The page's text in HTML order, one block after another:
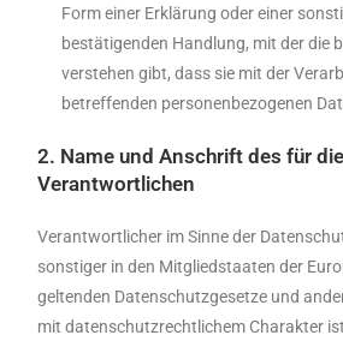
Form einer Erklärung oder einer
bestätigenden Handlung, mit der die
verstehen gibt, dass sie mit der
betreffenden personenbezogenen
2. Name und Anschrift des für
Verantwortlichen
Verantwortlicher im Sinne der
sonstiger in den Mitgliedstaaten der
geltenden Datenschutzgesetze und
mit datenschutzrechtlichem Charakter